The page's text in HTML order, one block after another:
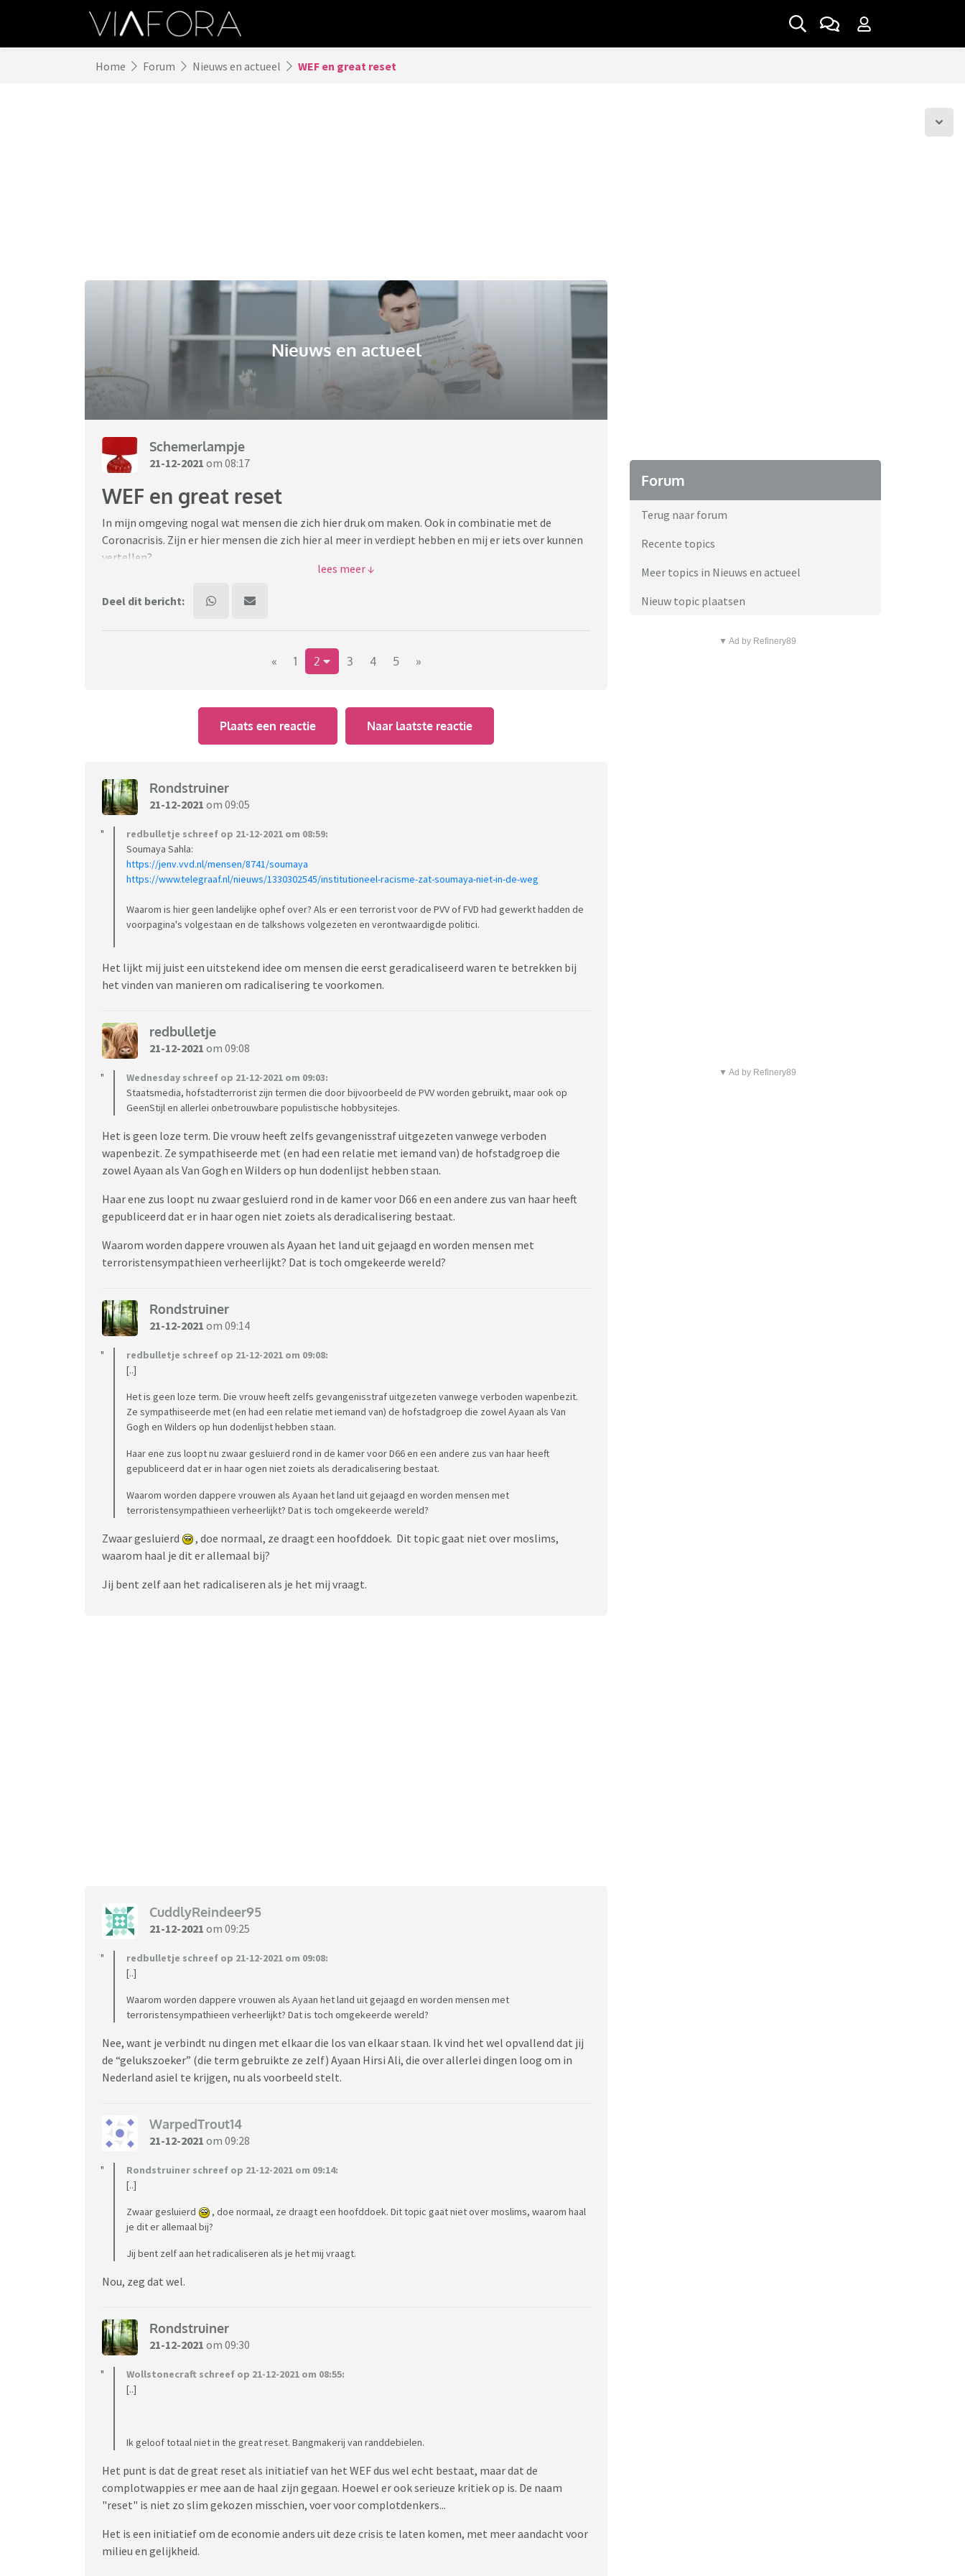
Home Forum Nieuws en actueel WEF en great reset
Nieuws en actueel
Schemerlampje
21-12-2021 om 08:17
WEF en great reset
In mijn omgeving nogal wat mensen die zich hier druk om maken. Ook in combinatie met de
Coronacrisis. Zijn er hier mensen die zich hier al meer in verdiept hebben en mij er iets over kunnen
vertellen?
Ik heb er al wel wat over gelezen, en het feit dat straks enkele multinationals en een ngo’s de
Maar de mensen die ik ken die hier heel erg voor waarschuwen zijn ook tegen vaccinatie (in ieder
Deel dit bericht:
« 1 2 3 4 5 »
Plaats een reactie Naar laatste reactie
Rondstruiner
21-12-2021 om 09:05
redbulletje schreef op 21-12-2021 om 08:59:
Soumaya Sahla:
https://jenv.vvd.nl/mensen/8741/soumaya
https://www.telegraaf.nl/nieuws/1330302545/institutioneel-racisme-zat-soumaya-niet-in-de-weg
Waarom is hier geen landelijke ophef over? Als er een terrorist voor de PVV of FVD had gewerkt hadden de
voorpagina's volgestaan en de talkshows volgezeten en verontwaardigde politici.
Het lijkt mij juist een uitstekend idee om mensen die eerst geradicaliseerd waren te betrekken bij
het vinden van manieren om radicalisering te voorkomen.
redbulletje
21-12-2021 om 09:08
Wednesday schreef op 21-12-2021 om 09:03:
Staatsmedia, hofstadterrorist zijn termen die door bijvoorbeeld de PVV worden gebruikt, maar ook op
GeenStijl en allerlei onbetrouwbare populistische hobbysitejes.
Het is geen loze term. Die vrouw heeft zelfs gevangenisstraf uitgezeten vanwege verboden
wapenbezit. Ze sympathiseerde met (en had een relatie met iemand van) de hofstadgroep die
zowel Ayaan als Van Gogh en Wilders op hun dodenlijst hebben staan.
Haar ene zus loopt nu zwaar gesluierd rond in de kamer voor D66 en een andere zus van haar heeft
gepubliceerd dat er in haar ogen niet zoiets als deradicalisering bestaat.
Waarom worden dappere vrouwen als Ayaan het land uit gejaagd en worden mensen met
terroristensympathieen verheerlijkt? Dat is toch omgekeerde wereld?
Rondstruiner
21-12-2021 om 09:14
redbulletje schreef op 21-12-2021 om 09:08:
[..]
Het is geen loze term. Die vrouw heeft zelfs gevangenisstraf uitgezeten vanwege verboden wapenbezit.
Ze sympathiseerde met (en had een relatie met iemand van) de hofstadgroep die zowel Ayaan als Van
Gogh en Wilders op hun dodenlijst hebben staan.
Haar ene zus loopt nu zwaar gesluierd rond in de kamer voor D66 en een andere zus van haar heeft
gepubliceerd dat er in haar ogen niet zoiets als deradicalisering bestaat.
Waarom worden dappere vrouwen als Ayaan het land uit gejaagd en worden mensen met
terroristensympathieen verheerlijkt? Dat is toch omgekeerde wereld?
Zwaar gesluierd
, doe normaal, ze draagt een hoofddoek. Dit topic gaat niet over moslims,
waarom haal je dit er allemaal bij?
Jij bent zelf aan het radicaliseren als je het mij vraagt.
CuddlyReindeer95
21-12-2021 om 09:25
redbulletje schreef op 21-12-2021 om 09:08:
[..]
Waarom worden dappere vrouwen als Ayaan het land uit gejaagd en worden mensen met
terroristensympathieen verheerlijkt? Dat is toch omgekeerde wereld?
Nee, want je verbindt nu dingen met elkaar die los van elkaar staan. Ik vind het wel opvallend dat jij
de “gelukszoeker” (die term gebruikte ze zelf) Ayaan Hirsi Ali, die over allerlei dingen loog om in
Nederland asiel te krijgen, nu als voorbeeld stelt.
WarpedTrout14
21-12-2021 om 09:28
Rondstruiner schreef op 21-12-2021 om 09:14:
[..]
Zwaar gesluierd
, doe normaal, ze draagt een hoofddoek. Dit topic gaat niet over moslims, waarom haal
je dit er allemaal bij?
Jij bent zelf aan het radicaliseren als je het mij vraagt.
Nou, zeg dat wel.
Rondstruiner
21-12-2021 om 09:30
Wollstonecraft schreef op 21-12-2021 om 08:55:
[..]
Ik geloof totaal niet in the great reset. Bangmakerij van randdebielen.
Het punt is dat de great reset als initiatief van het WEF dus wel echt bestaat, maar dat de
complotwappies er mee aan de haal zijn gegaan. Hoewel er ook serieuze kritiek op is. De naam
"reset" is niet zo slim gekozen misschien, voer voor complotdenkers...
Het is een initiatief om de economie anders uit deze crisis te laten komen, met meer aandacht voor
milieu en gelijkheid.
Forum
Terug naar forum
Recente topics
Meer topics in Nieuws en actueel
Nieuw topic plaatsen
▼ Ad by Refinery89
▼ Ad by Refinery89